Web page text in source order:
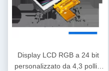
Display LCD RGB a 24 bit
personalizzato da 4,3 pollici